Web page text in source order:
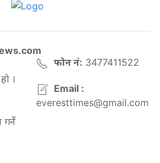
।
फोन नं: 3477411522
Email :
everesttimes@gmail.com